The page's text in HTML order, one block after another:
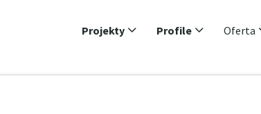
Projekty Profile Oferta